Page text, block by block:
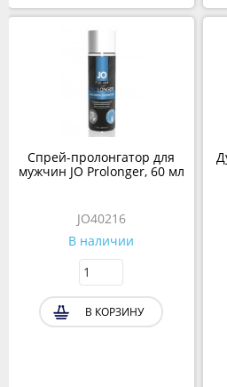
Спрей-пролонгатор для
мужчин JO Prolonger, 60 мл
JO40216
В наличии
В КОРЗИНУ